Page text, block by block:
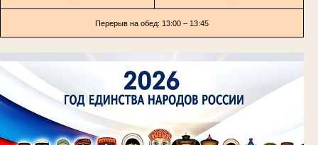
Перерыв на обед: 13:00 – 13:45